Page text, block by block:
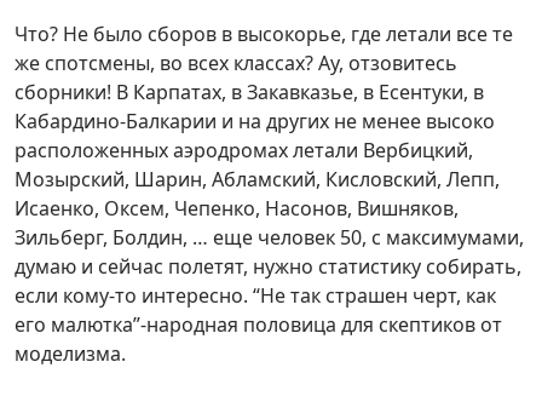
Что? Не было сборов в высокорье, где летали все те
же спотсмены, во всех классах? Ау, отзовитесь
сборники! В Карпатах, в Закавказье, в Есентуки, в
Кабардино-Балкарии и на других не менее высоко
расположенных аэродромах летали Вербицкий,
Мозырский, Шарин, Абламский, Кисловский, Лепп,
Исаенко, Оксем, Чепенко, Насонов, Вишняков,
Зильберг, Болдин, … еще человек 50, с максимумами,
думаю и сейчас полетят, нужно статистику собирать,
если кому-то интересно. “Не так страшен черт, как
его малютка”-народная половица для скептиков от
моделизма.